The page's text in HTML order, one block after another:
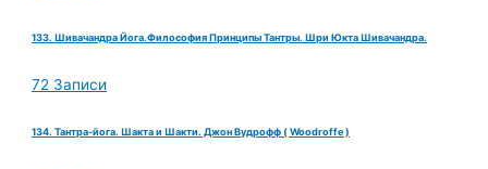
133. Шивачандра Йога.Философия Принципы Тантры. Шри Юкта Шивачандра.
72 Записи
134. Тантра-йога. Шакта и Шакти. Джон Вудрофф ( Woodroffe )